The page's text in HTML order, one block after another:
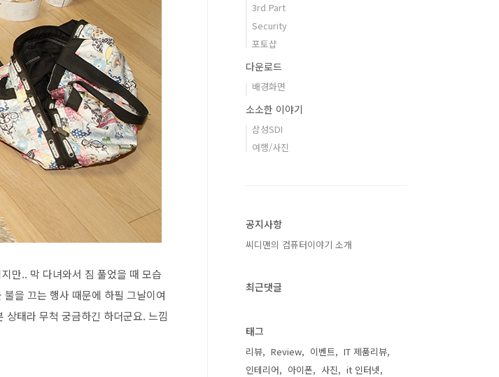
만.. 막 다녀와서 짐 풀었을 때 모습
을 끄는 행사 때문에 하필 그날이여
태라 무척 궁금하긴 하더군요. 느낌
3rd Part
Security
포토샵
다운로드
배경화면
소소한 이야기
삼성SDI
여행/사진
공지사항
씨디맨의 컴퓨터이야기 소개
최근댓글
태그
리뷰 Review 이벤트
IT 제품리뷰
인테리어
아이폰 사진
it 인터넷